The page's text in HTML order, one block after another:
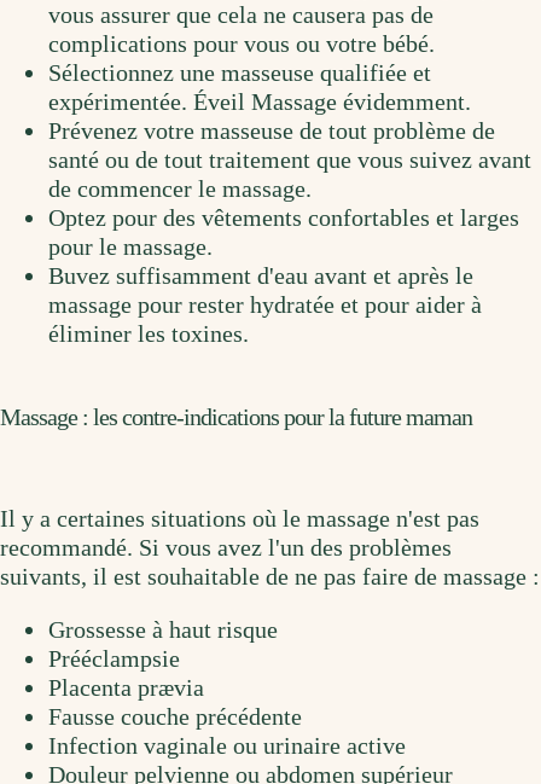
vous assurer que cela ne causera pas de
complications pour vous ou votre bébé.
Sélectionnez une masseuse qualifiée et
expérimentée. Éveil Massage évidemment.
Prévenez votre masseuse de tout problème de
santé ou de tout traitement que vous suivez avant
de commencer le massage.
Optez pour des vêtements confortables et larges
pour le massage.
Buvez suffisamment d'eau avant et après le
massage pour rester hydratée et pour aider à
éliminer les toxines.
Massage : les contre-indications pour la future maman
Il y a certaines situations où le massage n'est pas
recommandé. Si vous avez l'un des problèmes
suivants, il est souhaitable de ne pas faire de massage :
Grossesse à haut risque
Prééclampsie
Placenta prævia
Fausse couche précédente
Infection vaginale ou urinaire active
Douleur pelvienne ou abdomen supérieur